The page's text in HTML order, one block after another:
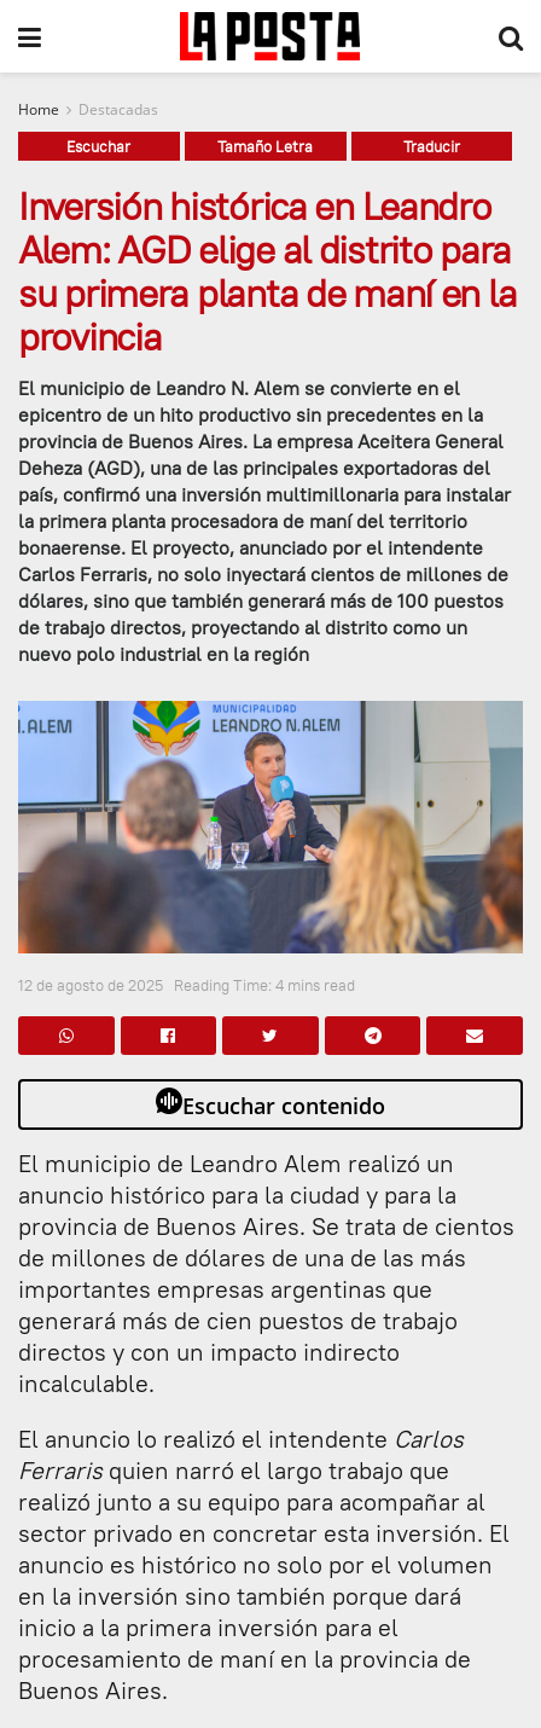
Home Destacadas
Escuchar Tamaño Letra Traducir
Inversión histórica en Leandro
Alem: AGD elige al distrito para
su primera planta de maní en la
provincia
El municipio de Leandro N. Alem se convierte en el
epicentro de un hito productivo sin precedentes en la
provincia de Buenos Aires. La empresa Aceitera General
Deheza (AGD), una de las principales exportadoras del
país, confirmó una inversión multimillonaria para instalar
la primera planta procesadora de maní del territorio
bonaerense. El proyecto, anunciado por el intendente
Carlos Ferraris, no solo inyectará cientos de millones de
dólares, sino que también generará más de 100 puestos
de trabajo directos, proyectando al distrito como un
nuevo polo industrial en la región
12 de agosto de 2025 Reading Time: 4 mins read
Escuchar contenido
El municipio de Leandro Alem realizó un
anuncio histórico para la ciudad y para la
provincia de Buenos Aires. Se trata de cientos
de millones de dólares de una de las más
importantes empresas argentinas que
generará más de cien puestos de trabajo
directos y con un impacto indirecto
incalculable.
El anuncio lo realizó el intendente Carlos
Ferrarisquien narró el largo trabajo que
realizó junto a su equipo para acompañar al
sector privado en concretar esta inversión. El
anuncio es histórico no solo por el volumen
en la inversión sino también porque dará
inicio a la primera inversión para el
procesamiento de maní en la provincia de
Buenos Aires.